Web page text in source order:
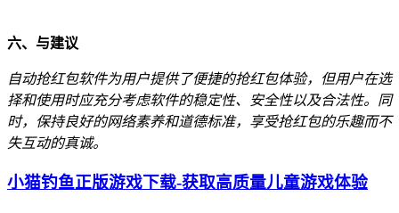
六、与建议
自动抢红包软件为用户提供了便捷的抢红包体验，但用户在选
择和使用时应充分考虑软件的稳定性、安全性以及合法性。同
时，保持良好的网络素养和道德标准，享受抢红包的乐趣而不
失互动的真诚。
小猫钓鱼正版游戏下载-获取高质量儿童游戏体验